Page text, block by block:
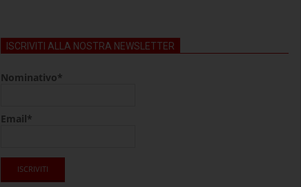
ISCRIVITI ALLA NOSTRA NEWSLETTER
Nominativo*
Email*